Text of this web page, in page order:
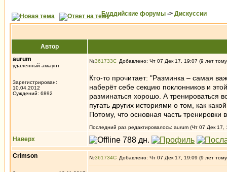
Буддийские форумы -> Дискуссии
Автор
aurum
удаленный аккаунт
Зарегистрирован:
10.04.2012
Суждений: 6892
№361733 Добавлено: Чт 07 Дек 17, 19:07 (9 лет
Кто-то прочитает: "Разминка – самая
наберёт себе секцию поклонников и
разминаться хорошо. А тренироваться
пугать других историями о том, как
Потому, что основная часть
Последний раз редактировалось: aurum (Чт 07 Дек 17,
Наверх
Crimson №361734 Добавлено: Чт 07 Дек 17, 19:09 (9 лет